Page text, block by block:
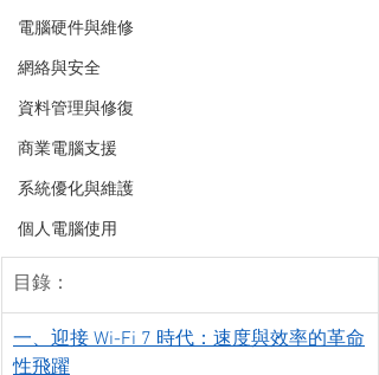
電腦硬件與維修
網絡與安全
資料管理與修復
商業電腦支援
系統優化與維護
個人電腦使用
目錄：
一、迎接 Wi-Fi 7 時代：速度與效率的革命
性飛躍